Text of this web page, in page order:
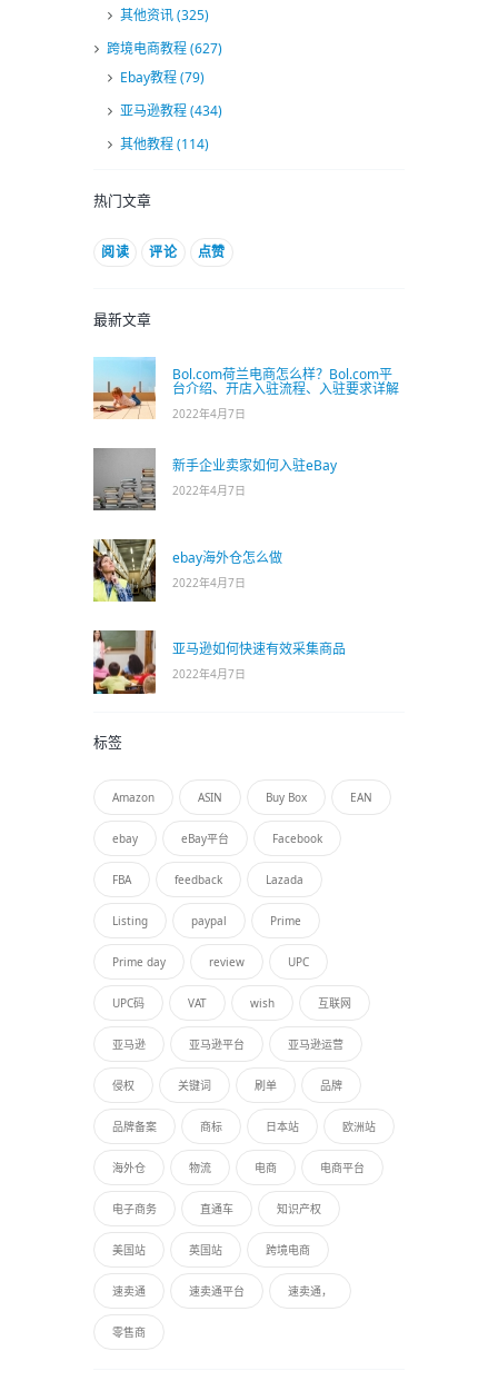
其他资讯(325)
跨境电商教程(627)
Ebay教程(79)
亚马逊教程(434)
其他教程(114)
热门文章
阅读 评论 点赞
最新文章
Bol.com荷兰电商怎么样？Bol.com平
台介绍、开店入驻流程、入驻要求详解
2022年4月7日
新手企业卖家如何入驻eBay
2022年4月7日
ebay海外仓怎么做
2022年4月7日
亚马逊如何快速有效采集商品
2022年4月7日
标签
Amazon ASIN Buy Box EAN
ebay eBay平台 Facebook
FBA feedback Lazada
Listing paypal Prime
Prime day review UPC
UPC码 VAT wish 互联网
亚马逊 亚马逊平台 亚马逊运营
侵权 关键词 刷单 品牌
品牌备案 商标 日本站 欧洲站
海外仓 物流 电商 电商平台
电子商务 直通车 知识产权
美国站 英国站 跨境电商
速卖通 速卖通平台 速卖通，
零售商